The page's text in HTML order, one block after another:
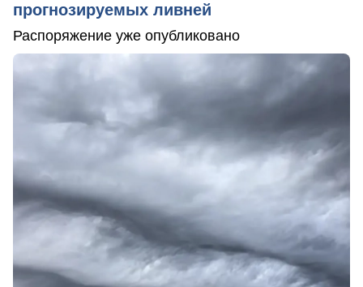
прогнозируемых ливней
Распоряжение уже опубликовано